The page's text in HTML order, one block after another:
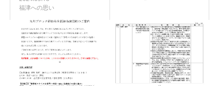
福津への思い